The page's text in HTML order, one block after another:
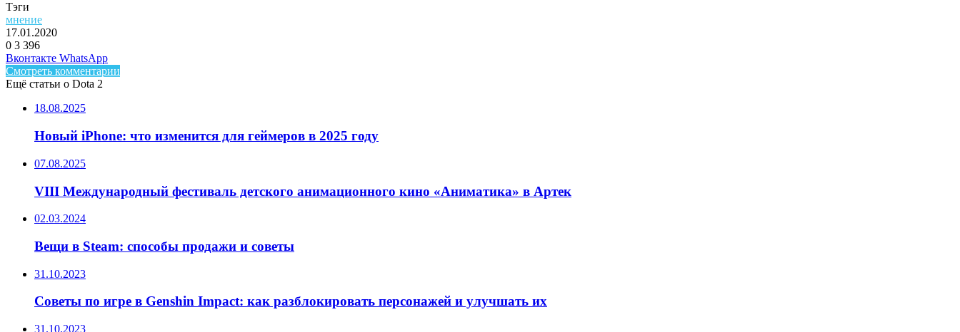
Тэги
мнение
17.01.2020
0 3 396
Facebook
Twitter
LinkedIn
Вконтакте WhatsAppTelegram
Смотреть комментарии
Ещё статьи о Dota 2
18.08.2025
Новый iPhone: что изменится для геймеров в 2025 году
07.08.2025
VIII Международный фестиваль детского анимационного кино «Аниматика» в Артек
02.03.2024
Вещи в Steam: способы продажи и советы
31.10.2023
Советы по игре в Genshin Impact: как разблокировать персонажей и улучшать их
31.10.2023